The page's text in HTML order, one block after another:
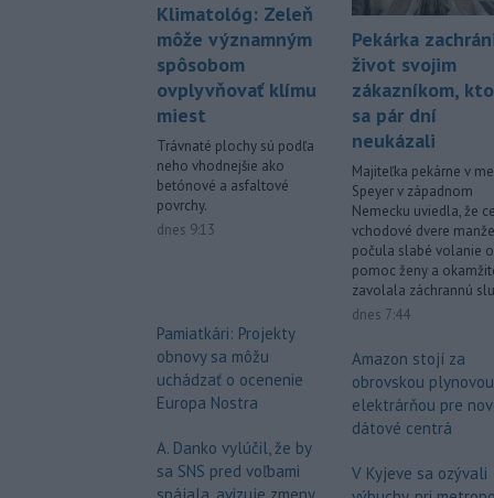
Klimatológ: Zeleň
môže významným
spôsobom
ovplyvňovať klímu
miest
Trávnaté plochy sú podľa
neho vhodnejšie ako
betónové a asfaltové
povrchy.
dnes 9:13
Pamiatkári: Projekty
obnovy sa môžu
uchádzať o ocenenie
Europa Nostra
A. Danko vylúčil, že by
sa SNS pred voľbami
Pekárka
život svojim
zákazníkom,
sa pár dní
neukázali
Majiteľka pekárne v
Speyer v západnom
Nemecku uviedla, že
vchodové dvere
počula slabé volanie o
pomoc ženy a
zavolala záchrannú
dnes 7:44
Amazon stojí za
obrovskou plynovou
elektrárňou pre
dátové centrá
V Kyjeve sa ozývali